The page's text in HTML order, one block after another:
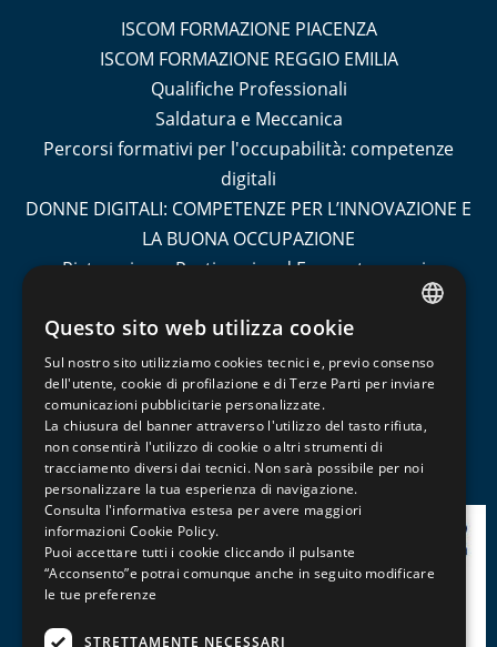
ISCOM FORMAZIONE PIACENZA
ISCOM FORMAZIONE REGGIO EMILIA
Qualifiche Professionali
Saldatura e Meccanica
Percorsi formativi per l'occupabilità: competenze
digitali
DONNE DIGITALI: COMPETENZE PER L’INNOVAZIONE E
LA BUONA OCCUPAZIONE
Ristorazione, Pasticceria ed Enogastronomia
Turismo
Contabilità e Amministrazione del Personale
Informatica, Grafica e Cad
Management, Marketing, Comunicazione e Social
Media
Patentini, Abilitazioni e Professioni
ENGLISH
Questo sito web utilizza cookie
Sul nostro sito utilizziamo cookies tecnici e, previo consenso
dell'utente, cookie di profilazione e di Terze Parti per inviare
comunicazioni pubblicitarie personalizzate.
La chiusura del banner attraverso l'utilizzo del tasto rifiuta,
non consentirà l'utilizzo di cookie o altri strumenti di
tracciamento diversi dai tecnici. Non sarà possibile per noi
personalizzare la tua esperienza di navigazione.
Consulta l'informativa estesa per avere maggiori
informazioni Cookie Policy.
Puoi accettare tutti i cookie cliccando il pulsante
“Acconsento”e potrai comunque anche in seguito modificare
le tue preferenze
STRETTAMENTE NECESSARI